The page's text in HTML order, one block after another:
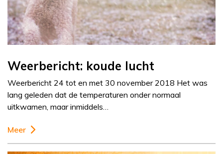
Weerbericht: koude lucht
Weerbericht 24 tot en met 30 november 2018 Het was
lang geleden dat de temperaturen onder normaal
uitkwamen, maar inmiddels…
Meer